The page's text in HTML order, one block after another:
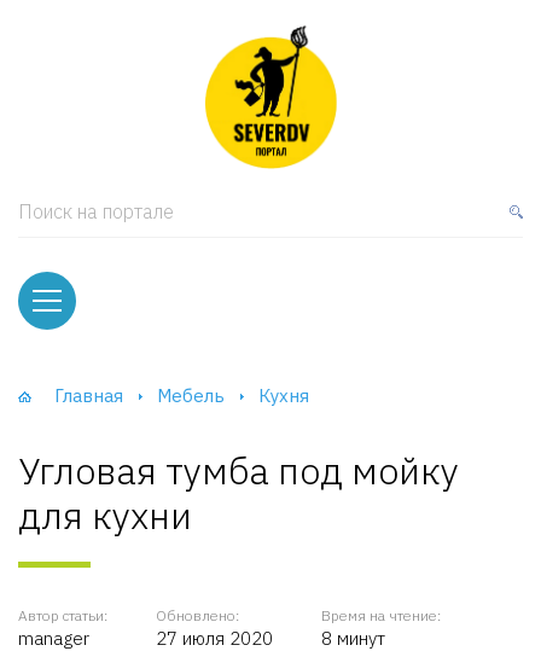
Поиск на портале
Главная Мебель Кухня
Угловая тумба под мойку
для кухни
Автор статьи:
manager
Обновлено:
27 июля 2020
Время на чтение:
8 минут
и тумбы